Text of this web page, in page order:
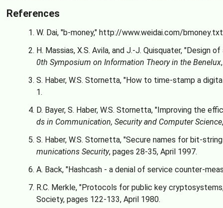
References
W. Dai, "b-money," http://www.weidai.com/
H. Massias, X.S. Avila, and J.-J. Quisquater,
0th Symposium on Information Theory in the Benelux
S. Haber, W.S. Stornetta, "How to time-stamp a
1.
D. Bayer, S. Haber, W.S. Stornetta, "Improving the
ds in Communication, Security and Computer Science
S. Haber, W.S. Stornetta, "Secure names for bit-
munications Security, pages 28-35, April 1997.
A. Back, "Hashcash - a denial of service counter-
R.C. Merkle, "Protocols for public key
Society, pages 122-133, April 1980.